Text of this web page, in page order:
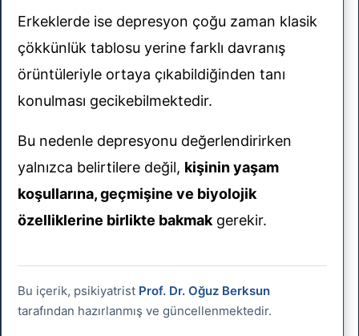
Erkeklerde ise depresyon çoğu zaman klasik
çökkünlük tablosu yerine farklı davranış
örüntüleriyle ortaya çıkabildiğinden tanı
konulması gecikebilmektedir.
Bu nedenle depresyonu değerlendirirken
yalnızca belirtilere değil, kişinin yaşam
koşullarına, geçmişine ve biyolojik
özelliklerine birlikte bakmakgerekir.
Bu içerik, psikiyatrist Prof. Dr. Oğuz Berksun
tarafından hazırlanmış ve güncellenmektedir.